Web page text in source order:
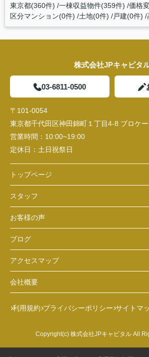
東京都(360件) 一棟収益物件(359件) 価格
区分マンション(0件) 土地(0件) 戸建(0件)
株式会社JPキャピタ
03-6811-0500
〒101-0054
東京都千代田区神田錦町１丁目4-8 ブロケ
営業時間： 10:00~19:00
定休日： 土日祝祭日
トップページ
スタッフ
お客様の声
ブログ
アクセスマップ
会社概要
利用規約 プライバシーポリシー サイトマ
Copyright(c) 株式会社JPキャピタル All